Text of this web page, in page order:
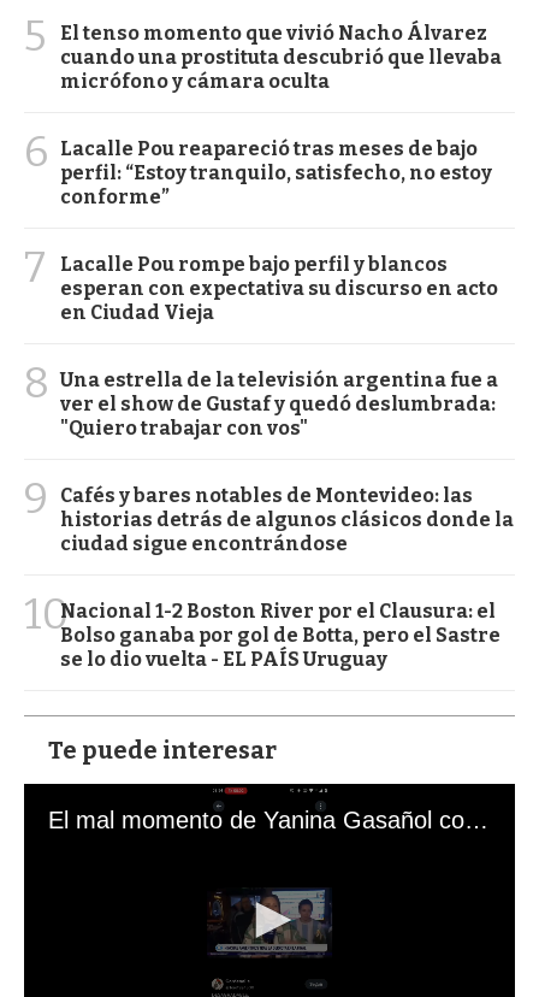
5
El tenso momento que vivió Nacho Álvarez
cuando una prostituta descubrió que llevaba
micrófono y cámara oculta
6
Lacalle Pou reapareció tras meses de bajo
perfil: “Estoy tranquilo, satisfecho, no estoy
conforme”
7
Lacalle Pou rompe bajo perfil y blancos
esperan con expectativa su discurso en acto
en Ciudad Vieja
8 Una estrella de la televisión argentina fue a
ver el show de Gustaf y quedó deslumbrada:
"Quiero trabajar con vos"
9
Cafés y bares notables de Montevideo: las
historias detrás de algunos clásicos donde la
ciudad sigue encontrándose
10Nacional 1-2 Boston River por el Clausura: el
Bolso ganaba por gol de Botta, pero el Sastre
se lo dio vuelta - EL PAÍS Uruguay
Te puede interesar
El mal momento de Yanina Gasañol con un hincha argentino en "Subrayado"